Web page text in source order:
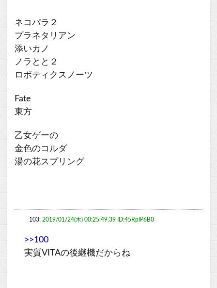
ネコパラ２
プラネタリアン
添いカノ
ノラとと２
ロボティクスノーツ
Fate
東方
乙女ゲーの
金色のコルダ
湯の花スプリング
103: 2019/01/24(木) 00:25:49.39 ID:45RplP6B0
>>100
実質VITAの後継機だからね